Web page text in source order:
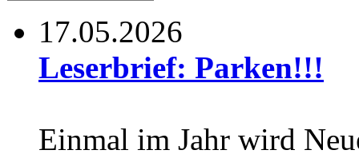
17.05.2026
Leserbrief: Parken!!!
Einmal im Jahr wird